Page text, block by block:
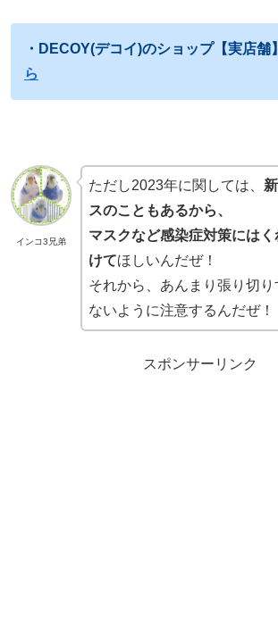
・DECOY(デコイ)のショップ【実店
ら
インコ3兄弟
ただし2023年に関しては、
スのこともあるから、
マスクなど感染症対策には
けてほしいんだぜ！
それから、あんまり張り切
ないように注意するんだぜ！
スポンサーリンク